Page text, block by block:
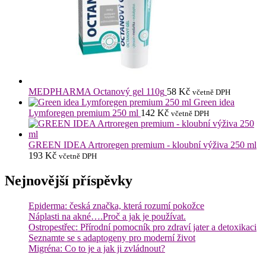
MEDPHARMA Octanový gel 110g 58 Kč včetně DPH
Green idea
Lymforegen premium 250 ml 142 Kč včetně DPH
GREEN IDEA Artroregen premium - kloubní výživa 250 ml
193 Kč včetně DPH
Nejnovější příspěvky
Epiderma: česká značka, která rozumí pokožce
Náplasti na akné….Proč a jak je používat.
Ostropestřec: Přírodní pomocník pro zdraví jater a detoxikaci
Seznamte se s adaptogeny pro moderní život
Migréna: Co to je a jak ji zvládnout?